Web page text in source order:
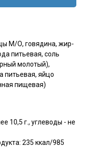
М/О, говядина, жир-
питьевая, соль
молотый),
питьевая, яйцо
пищевая)
10,5 г., углеводы - не
235 ккал/985